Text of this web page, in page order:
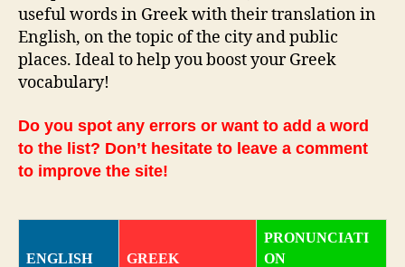
useful words in Greek with their translation in
English, on the topic of the city and public
places. Ideal to help you boost your Greek
vocabulary!
Do you spot any errors or want to add a word
to the list? Don’t hesitate to leave a comment
to improve the site!
ENGLISH GREEK
PRONUNCIATI
ON